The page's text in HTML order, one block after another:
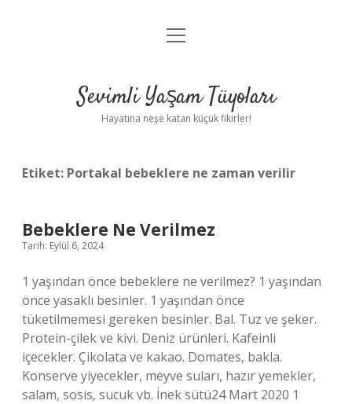
Anasayfa
Yasal Uyarı
menüyü
Sevimli Yaşam Tüyoları
Hayatına neşe katan küçük fikirler!
Etiket: Portakal bebeklere ne zaman verilir
Bebeklere Ne Verilmez
Tarih: Eylül 6, 2024
1 yaşından önce bebeklere ne verilmez? 1 yaşından
önce yasaklı besinler. 1 yaşından önce
tüketilmemesi gereken besinler. Bal. Tuz ve şeker.
Protein-çilek ve kivi. Deniz ürünleri. Kafeinli
içecekler. Çikolata ve kakao. Domates, bakla.
Konserve yiyecekler, meyve suları, hazır yemekler,
salam, sosis, sucuk vb. İnek sütü24 Mart 2020 1